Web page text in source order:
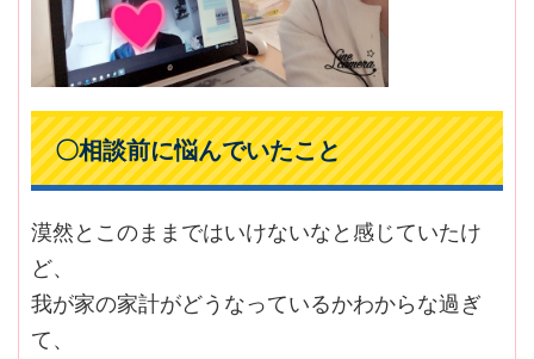
〇相談前に悩んでいたこと
漠然とこのままではいけないなと感じていたけ
ど、
我が家の家計がどうなっているかわからな過ぎ
て、